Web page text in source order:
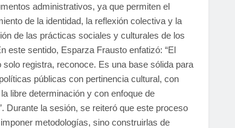
administrativos, ya que permiten el
de la identidad, la reflexión colectiva y la
de las prácticas sociales y culturales de los
este sentido, Esparza Frausto enfatizó: “El
solo registra, reconoce. Es una base sólida para
públicas con pertinencia cultural, con
libre determinación y con enfoque de
Durante la sesión, se reiteró que este proceso
metodologías, sino construirlas de